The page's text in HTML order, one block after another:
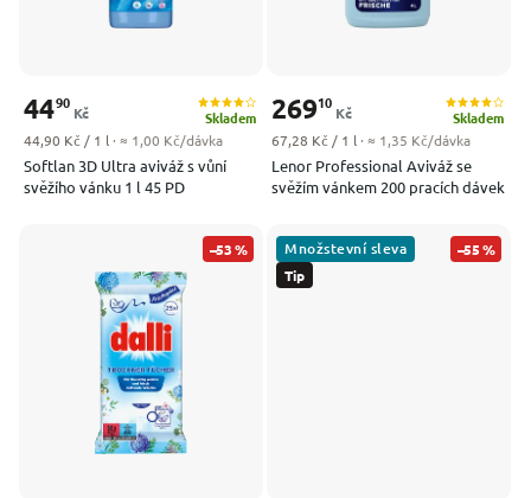
Softlan 3D Ultra aviváž s vůní
svěžího vánku 1 l 45 PD
Skladem
4490
Kč
Měrná cena:
44,90 Kč / 1 l · ≈ 1,00 Kč/dávka
Lenor Professional Aviváž se
svěžím vánkem 200 pracích dávek
Skladem
26910
Kč
Měrná cena:
67,28 Kč / 1 l · ≈ 1,35 Kč/dávka
–53 %
Tip
Množstevní sleva –55 %